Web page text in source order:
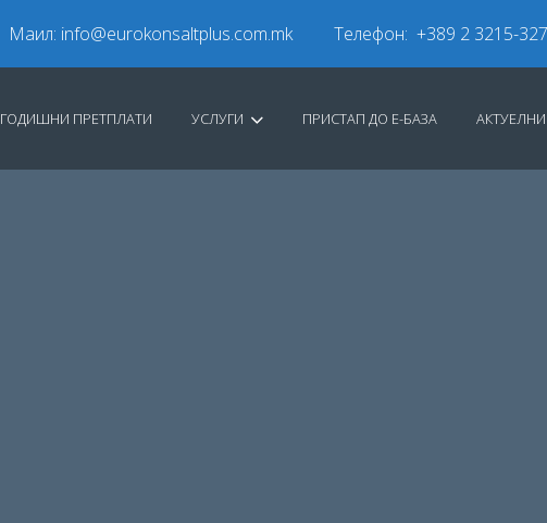
Маил: info@eurokonsaltplus.com.mk Телефон: +389 2 3215-327
ГОДИШНИ ПРЕТПЛАТИ УСЛУГИ ПРИСТАП ДО Е-БАЗА